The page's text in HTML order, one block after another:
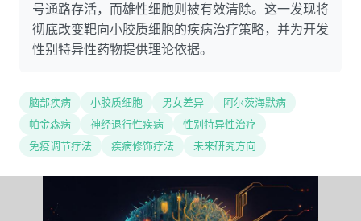
号通路存活，而雄性细胞则被有效清除。这一发现将
彻底改变靶向小胶质细胞的疾病治疗策略，并为开发
性别特异性药物提供理论依据。
脑部疾病 小胶质细胞 男女差异
阿尔茨海默病
帕金森病
神经退行性疾病
性别特异性治疗
免疫调节疗法
疾病修饰疗法 未来研究方向